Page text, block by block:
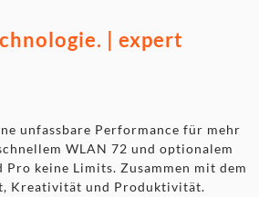
| expert
unfassbare Performance für mehr
WLAN 72 und optionalem
keine Limits. Zusammen mit dem
Kreativität und Produktivität.